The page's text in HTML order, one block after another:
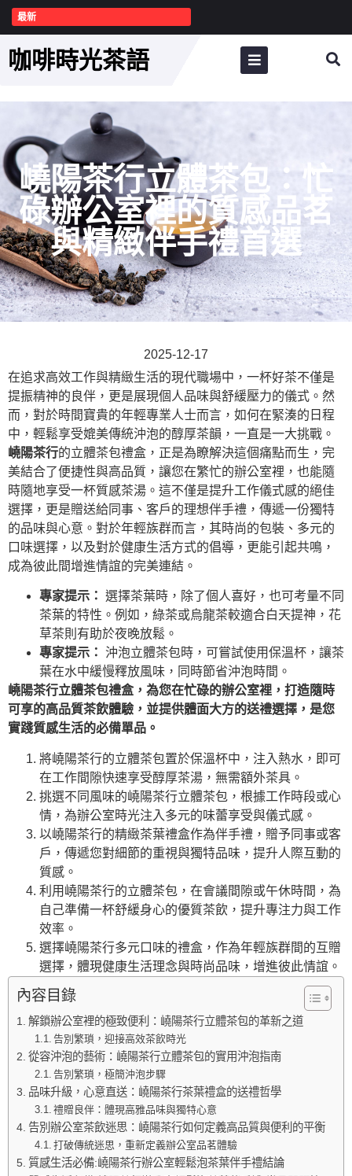
最新
咖啡時光茶語
嶢陽茶行立體茶包：忙
碌辦公室裡的質感品茗
與精緻伴手禮首選
2025-12-17
在追求高效工作與精緻生活的現代職場中，一杯好茶不僅是
提振精神的良伴，更是展現個人品味與舒緩壓力的儀式。然
而，對於時間寶貴的年輕專業人士而言，如何在緊湊的日程
中，輕鬆享受媲美傳統沖泡的醇厚茶韻，一直是一大挑戰。
嶢陽茶行的立體茶包禮盒，正是為瞭解決這個痛點而生，完
美結合了便捷性與高品質，讓您在繁忙的辦公室裡，也能隨
時隨地享受一杯質感茶湯。這不僅是提升工作儀式感的絕佳
選擇，更是贈送給同事、客戶的理想伴手禮，傳遞一份獨特
的品味與心意。對於年輕族群而言，其時尚的包裝、多元的
口味選擇，以及對於健康生活方式的倡導，更能引起共鳴，
成為彼此間增進情誼的完美連結。
專家提示： 選擇茶葉時，除了個人喜好，也可考量不同
茶葉的特性。例如，綠茶或烏龍茶較適合白天提神，花
草茶則有助於夜晚放鬆。
專家提示：
沖泡立體茶包時，可嘗試使用保溫杯，讓茶
葉在水中緩慢釋放風味，同時節省沖泡時間。
嶢陽茶行立體茶包禮盒，為您在忙碌的辦公室裡，打造隨時
可享的高品質茶飲體驗，並提供體面大方的送禮選擇，是您
實踐質感生活的必備單品。
將嶢陽茶行的立體茶包置於保溫杯中，注入熱水，即可
在工作間隙快速享受醇厚茶湯，無需額外茶具。
挑選不同風味的嶢陽茶行立體茶包，根據工作時段或心
情，為辦公室時光注入多元的味蕾享受與儀式感。
以嶢陽茶行的精緻茶葉禮盒作為伴手禮，贈予同事或客
戶，傳遞您對細節的重視與獨特品味，提升人際互動的
質感。
利用嶢陽茶行的立體茶包，在會議間隙或午休時間，為
自己準備一杯舒緩身心的優質茶飲，提升專注力與工作
效率。
選擇嶢陽茶行多元口味的禮盒，作為年輕族群間的互贈
選擇，體現健康生活理念與時尚品味，增進彼此情誼。
內容目錄
解鎖辦公室裡的極致便利：嶢陽茶行立體茶包的革新之道
告別繁瑣，迎接高效茶飲時光
從容沖泡的藝術：嶢陽茶行立體茶包的實用沖泡指南
告別繁瑣，極簡沖泡步驟
品味升級，心意直送：嶢陽茶行茶葉禮盒的送禮哲學
禮贈良伴：體現高雅品味與獨特心意
告別辦公室茶飲迷思：嶢陽茶行如何定義高品質與便利的平衡
打破傳統迷思，重新定義辦公室品茗體驗
質感生活必備:嶢陽茶行辦公室輕鬆泡茶葉伴手禮結論